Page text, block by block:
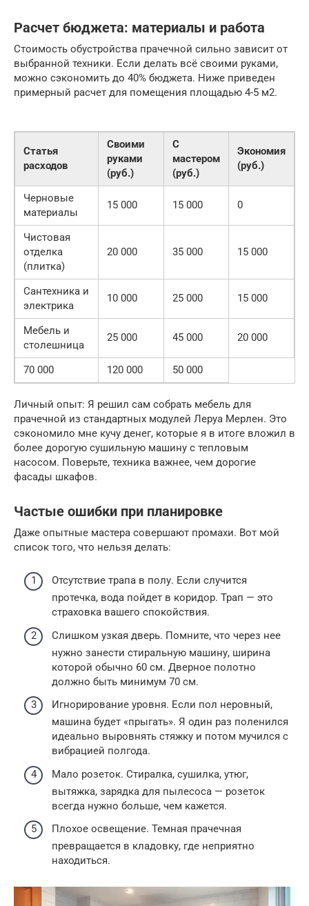
Расчет бюджета: материалы и работа
Стоимость обустройства прачечной сильно зависит от
выбранной техники. Если делать всё своими руками,
можно сэкономить до 40% бюджета. Ниже приведен
примерный расчет для помещения площадью 4-5 м2.
Статья
расходов
Своими
руками
(руб.)
С
мастером
(руб.)
Экономия
(руб.)
Черновые
материалы
15 000 15 000 0
Чистовая
отделка
(плитка)
20 000 35 000 15 000
Сантехника и
электрика
10 000 25 000 15 000
Мебель и
столешница
25 000 45 000 20 000
70 000 120 000 50 000
Личный опыт: Я решил сам собрать мебель для
прачечной из стандартных модулей Леруа Мерлен. Это
сэкономило мне кучу денег, которые я в итоге вложил в
более дорогую сушильную машину с тепловым
насосом. Поверьте, техника важнее, чем дорогие
фасады шкафов.
Частые ошибки при планировке
Даже опытные мастера совершают промахи. Вот мой
список того, что нельзя делать:
Отсутствие трапа в полу. Если случится
протечка, вода пойдет в коридор. Трап — это
страховка вашего спокойствия.
Слишком узкая дверь. Помните, что через нее
нужно занести стиральную машину, ширина
которой обычно 60 см. Дверное полотно
должно быть минимум 70 см.
Игнорирование уровня. Если пол неровный,
машина будет «прыгать». Я один раз поленился
идеально выровнять стяжку и потом мучился с
вибрацией полгода.
Мало розеток. Стиралка, сушилка, утюг,
вытяжка, зарядка для пылесоса — розеток
всегда нужно больше, чем кажется.
Плохое освещение. Темная прачечная
превращается в кладовку, где неприятно
находиться.